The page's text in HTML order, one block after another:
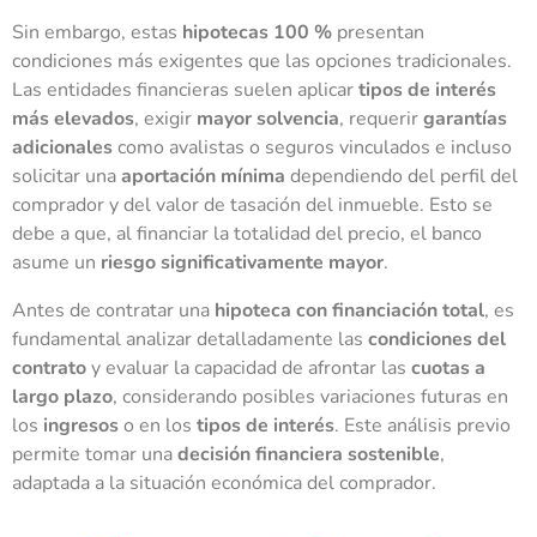
Sin embargo, estas hipotecas 100 % presentan
condiciones más exigentes que las opciones tradicionales.
Las entidades financieras suelen aplicartipos de interés
más elevados, exigir mayor solvencia, requerirgarantías
adicionalescomo avalistas o seguros vinculados e incluso
solicitar unaaportación mínima dependiendo del perfil del
comprador y del valor de tasación del inmueble. Esto se
debe a que, al financiar la totalidad del precio, el banco
asume un riesgo significativamente mayor.
Antes de contratar una hipoteca con financiación total, es
fundamental analizar detalladamente las condiciones del
contratoy evaluar la capacidad de afrontar las cuotas a
largo plazo, considerando posibles variaciones futuras en
los ingresoso en los tipos de interés. Este análisis previo
permite tomar unadecisión financiera sostenible,
adaptada a la situación económica del comprador.